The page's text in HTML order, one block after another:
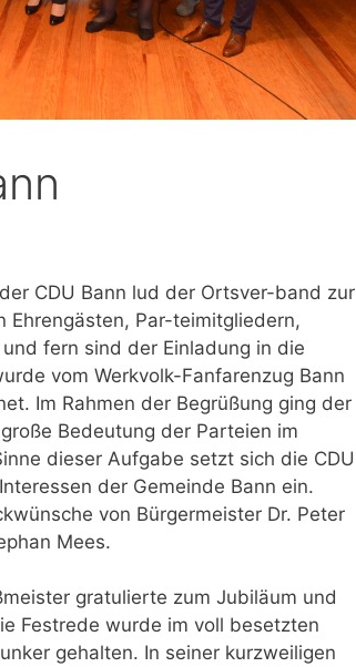
CDU Bann lud der Ortsver-band zur
Ehrengästen, Par-teimitgliedern,
fern sind der Einladung in die
vom Werkvolk-Fanfarenzug Bann
Im Rahmen der Begrüßung ging der
Bedeutung der Parteien im
dieser Aufgabe setzt sich die CDU
der Gemeinde Bann ein.
von Bürgermeister Dr. Peter
Mees.
gratulierte zum Jubiläum und
Festrede wurde im voll besetzten
gehalten. In seiner kurzweiligen